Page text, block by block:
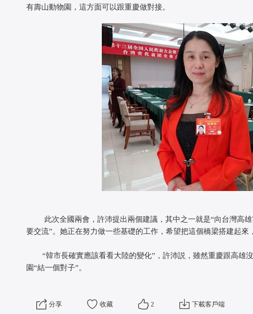
有壽山動物園，這方面可以跟重慶做對接。
此次全國兩會，許沛提出兩個建議，其中之一就是“向台灣高雄
要交流”。她正在努力做一些基礎的工作，希望把這個橋梁搭建起來
“韓市長確實應該看看大陸的變化”，許沛説，雖然重慶跟高雄
園“結一個對子”。
分享 收藏 2 下載客戶端